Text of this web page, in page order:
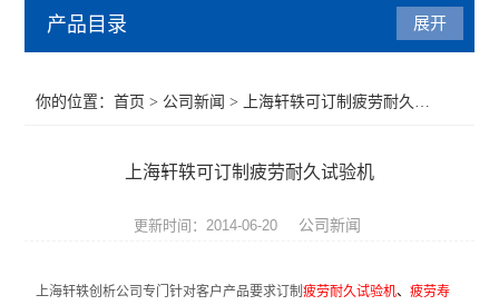
产品目录
三坐标测量机
展开
你的位置：首页 > 公司新闻 > 上海轩轶可订制疲劳耐久试验机
上海轩轶可订制疲劳耐久试验机
更新时间：2014-06-20 公司新闻
上海轩轶创析公司专门针对客户产品要求订制疲劳耐久试验机、疲劳寿